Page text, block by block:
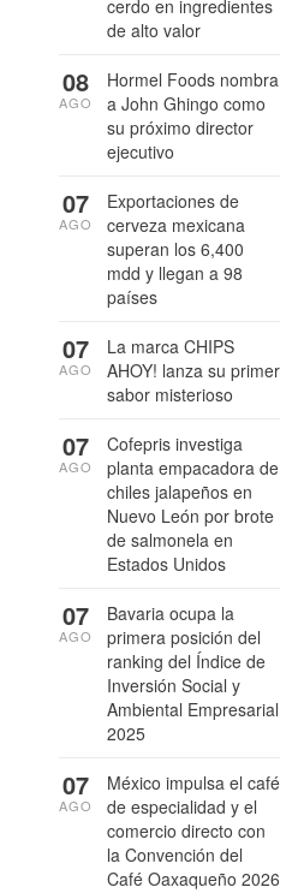
cerdo en ingredientes
de alto valor
Hormel Foods nombra
a John Ghingo como
su próximo director
ejecutivo
08
AGO
Exportaciones de
cerveza mexicana
superan los 6,400
mdd y llegan a 98
países
07
AGO
La marca CHIPS
AHOY! lanza su primer
sabor misterioso
07
AGO
Cofepris investiga
planta empacadora de
chiles jalapeños en
Nuevo León por brote
de salmonela en
Estados Unidos
07
AGO
Bavaria ocupa la
primera posición del
ranking del Índice de
Inversión Social y
Ambiental Empresarial
2025
07
AGO
México impulsa el café
de especialidad y el
comercio directo con
la Convención del
Café Oaxaqueño 2026
07
AGO